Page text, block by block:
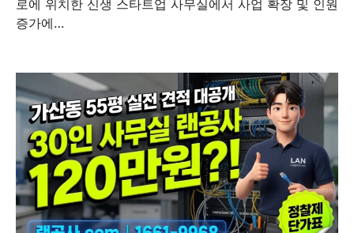
로에 위치한 신생 스타트업 사무실에서 사업 확장 및 인원
증가에…